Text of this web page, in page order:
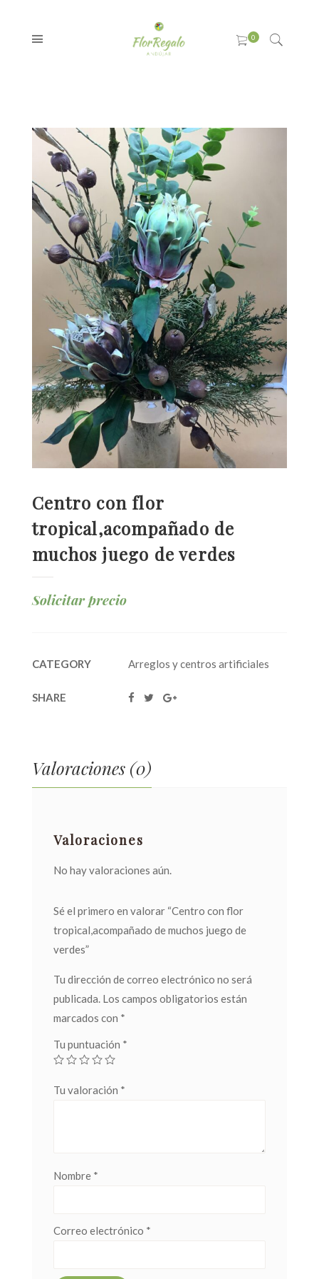
Centro con flor
tropical,acompañado de
muchos juego de verdes
Solicitar precio
CATEGORY Arreglos y centros artificiales
SHARE
Valoraciones (0)
Valoraciones
No hay valoraciones aún.
Sé el primero en valorar “Centro con flor
tropical,acompañado de muchos juego de
verdes”
Tu dirección de correo electrónico no será
publicada. Los campos obligatorios están
marcados con *
Tu puntuación *
Tu valoración *
Nombre *
Correo electrónico *